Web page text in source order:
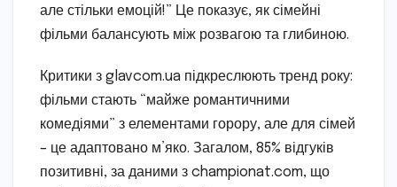
але стільки емоцій!” Це показує, як сімейні
фільми балансують між розвагою та глибиною.
Критики з glavcom.ua підкреслюють тренд року:
фільми стають “майже романтичними
комедіями” з елементами горору, але для сімей
– це адаптовано м’яко. Загалом, 85% відгуків
позитивні, за даними з championat.com, що